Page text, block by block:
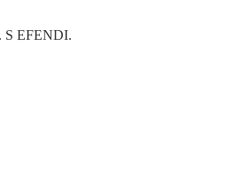
S EFENDI.